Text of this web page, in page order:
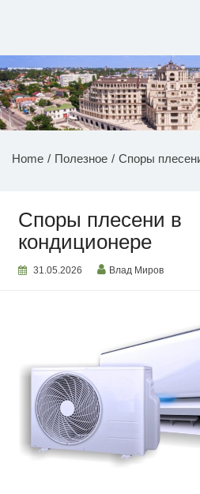
НОВОСТИ
Home Полезное Споры
Споры плесени в
кондиционере
31.05.2026 Влад Миров